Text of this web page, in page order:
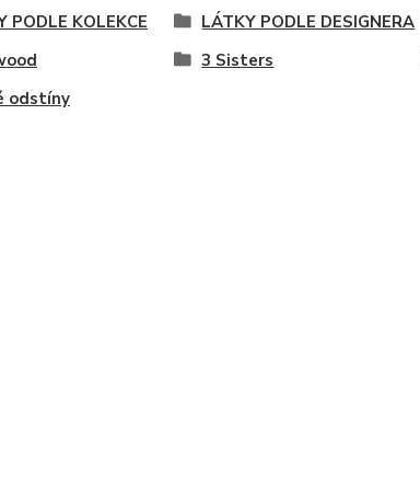
PODLE KOLEKCE LÁTKY PODLE DESIGNERA
3 Sisters
odstíny